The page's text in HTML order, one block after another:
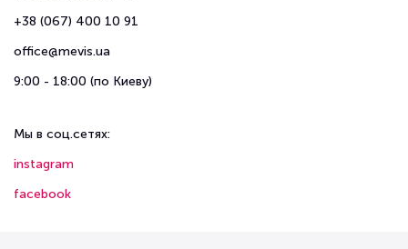
+38 (067) 400 10 91
office@mevis.ua
9:00 - 18:00 (по Киеву)
Мы в соц.сетях:
instagram
facebook